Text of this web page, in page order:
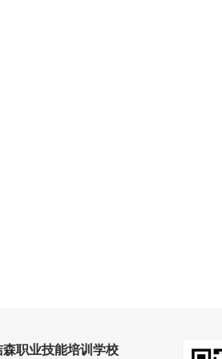
职业技能培训学校